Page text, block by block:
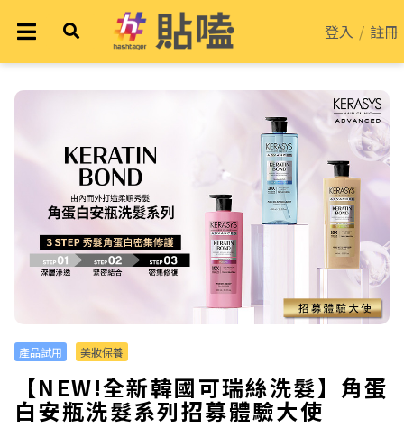
登入 / 註冊
產品試用 美妝保養
【NEW!全新韓國可瑞絲洗髮】角蛋
白安瓶洗髮系列招募體驗大使